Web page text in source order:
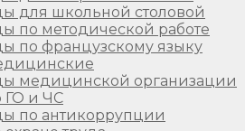
для школьной столовой
по методической работе
по французскому языку
медицинской организации
ГО и ЧС
по антикоррупции